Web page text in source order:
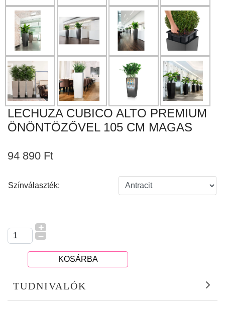
LECHUZA CUBICO ALTO PREMIUM
ÖNÖNTÖZŐVEL 105 CM MAGAS
94 890 Ft
Színválaszték:
+
–
KOSÁRBA
TUDNIVALÓK